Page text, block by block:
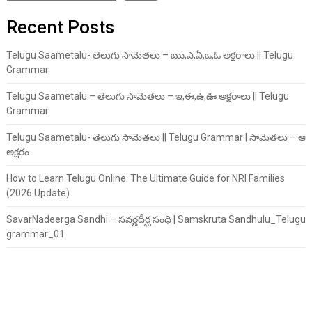
Recent Posts
Telugu Saametalu- తెలుగు సామెతలు – ఋ,ఎ,ఏ,ఒ,ఓ అక్షరాలు || Telugu
Grammar
Telugu Saametalu – తెలుగు సామెతలు – ఇ,ఈ,ఉ,ఊ అక్షరాలు || Telugu
Grammar
Telugu Saametalu- తెలుగు సామెతలు || Telugu Grammar | సామెతలు – ఆ
అక్షరం
How to Learn Telugu Online: The Ultimate Guide for NRI Families
(2026 Update)
SavarNadeerga Sandhi – సవర్ణదీర్ఘ సంధి | Samskruta Sandhulu_Telugu
grammar_01